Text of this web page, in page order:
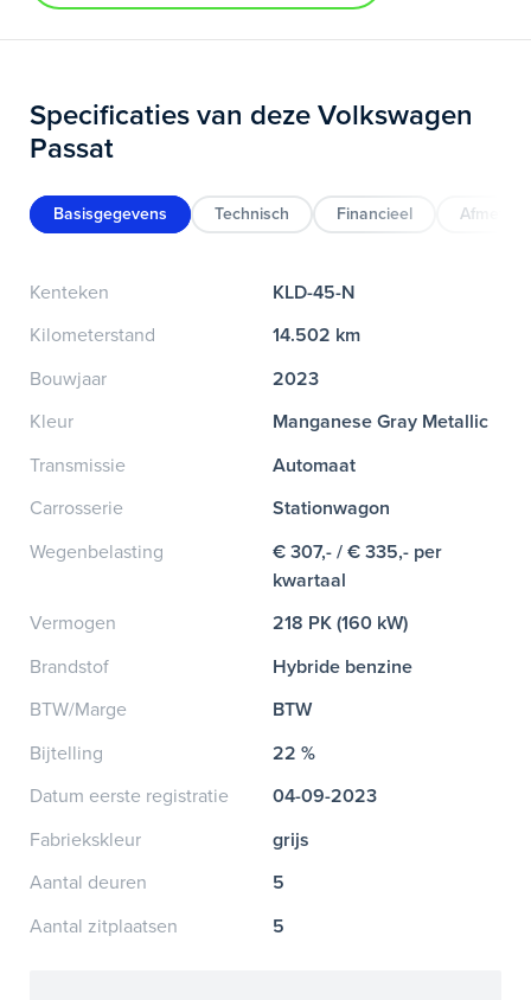
Specificaties van deze Volkswagen
Passat
Basisgegevens Technisch Financieel
Kenteken
KLD-45-N
Kilometerstand
14.502 km
Bouwjaar
2023
Kleur
Manganese Gray Metallic
Transmissie
Automaat
Carrosserie
Stationwagon
Wegenbelasting
€ 307,- / € 335,- per
kwartaal
Vermogen
218 PK (160 kW)
Brandstof
Hybride benzine
BTW/Marge
BTW
Bijtelling
22 %
Datum eerste registratie
04-09-2023
Fabriekskleur
grijs
Aantal deuren
5
Aantal zitplaatsen
5